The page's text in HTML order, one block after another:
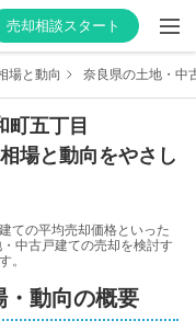
売却相談スタート
場と動向 奈良県の土地・中
町五丁目
場と動向をやさし
ての平均売却価格といった
中古戸建ての売却を検討す
。
・動向の概要